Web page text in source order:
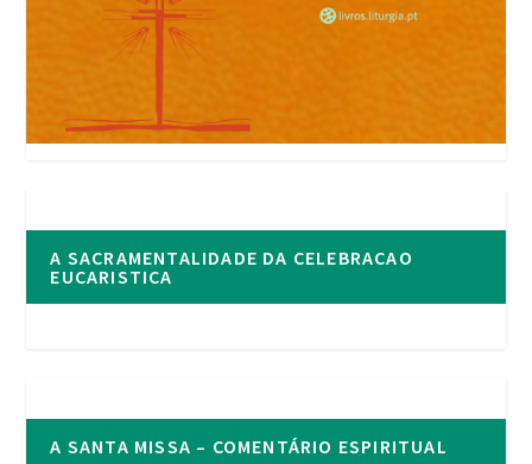
A SACRAMENTALIDADE DA CELEBRACAO
EUCARISTICA
A SANTA MISSA – COMENTÁRIO ESPIRITUAL